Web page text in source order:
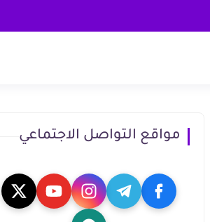
مواقع التواصل الاجتماعي